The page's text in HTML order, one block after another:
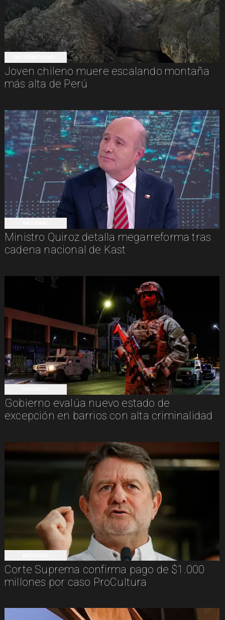
Joven chileno muere escalando montaña
más alta de Perú
Ministro Quiroz detalla megarreforma tras
cadena nacional de Kast
Gobierno evalúa nuevo estado de
excepción en barrios con alta criminalidad
Corte Suprema confirma pago de $1.000
millones por caso ProCultura